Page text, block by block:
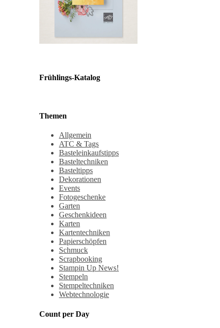
Frühlings-Katalog
Themen
Allgemein
ATC & Tags
Basteleinkaufstipps
Basteltechniken
Basteltipps
Dekorationen
Events
Fotogeschenke
Garten
Geschenkideen
Karten
Kartentechniken
Papierschöpfen
Schmuck
Scrapbooking
Stampin Up News!
Stempeln
Stempeltechniken
Webtechnologie
Count per Day